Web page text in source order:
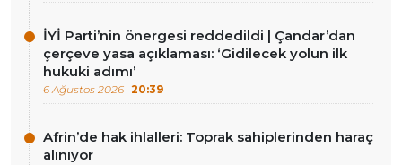
İYİ Parti’nin önergesi reddedildi | Çandar’dan
çerçeve yasa açıklaması: ‘Gidilecek yolun ilk
hukuki adımı’
6 Ağustos 2026 20:39
Afrin’de hak ihlalleri: Toprak sahiplerinden haraç
alınıyor